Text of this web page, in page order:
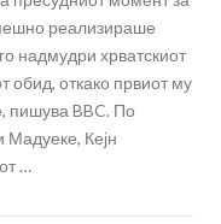
реализираше
надмудри хрватскиот
обид, откако првиот му
пишува BBC. По
Кејн
…